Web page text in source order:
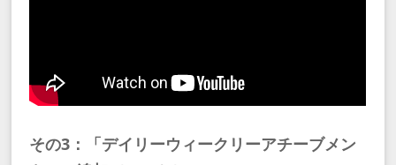
その3：「デイリーウィークリーアチーブメン